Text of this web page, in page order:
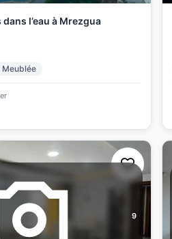
l’eau à Mrezgua
Meublée
9